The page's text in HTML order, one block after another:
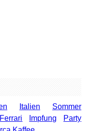
Italien
Sommer
Ferrari Impfung
Party